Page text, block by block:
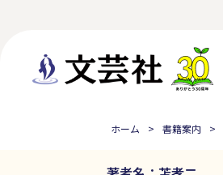
ホーム 書籍案内